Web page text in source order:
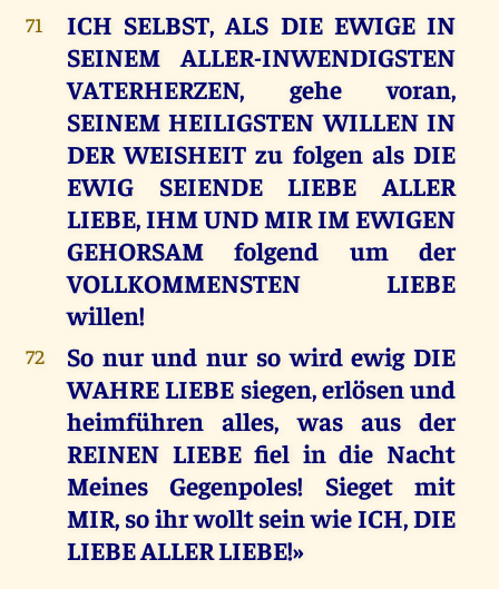
71
ICH SELBST, ALS DIE EWIGE IN
SEINEM ALLER-INWENDIGSTEN
VATERHERZEN, gehe voran,
SEINEM HEILIGSTEN WILLEN IN
DER WEISHEIT zu folgen als DIE
EWIG SEIENDE LIEBE ALLER
LIEBE, IHM UND MIR IM EWIGEN
GEHORSAM folgend um der
VOLLKOMMENSTEN LIEBE
willen!
72
So nur und nur so wird ewig DIE
WAHRE LIEBE siegen, erlösen und
heimführen alles, was aus der
REINEN LIEBE fiel in die Nacht
Meines Gegenpoles! Sieget mit
MIR, so ihr wollt sein wie ICH, DIE
LIEBE ALLER LIEBE!»